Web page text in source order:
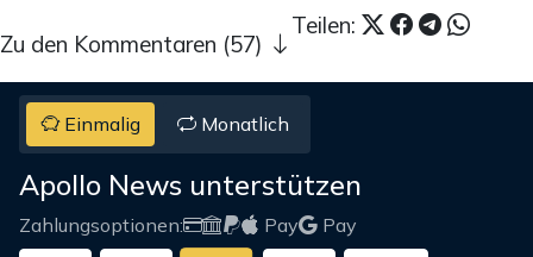
Teilen:
Zu den Kommentaren (57)
Einmalig Monatlich
Apollo News unterstützen
Zahlungsoptionen: Pay
Pay